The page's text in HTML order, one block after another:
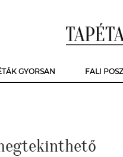
GYORSAN FALI